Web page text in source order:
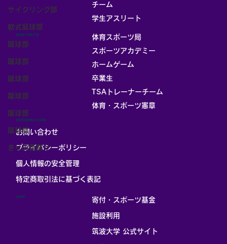
サイクリング部
軟式庭球部
蹴球部
蹴球部
蹴球部
蹴球部
蹴球部
蹴球部
きりの葉祭り
チーム
学生アスリート
体育スポーツ局
スポーツアカデミー
ホームゲーム
卒業生
TSAトレーナーチーム
体育・スポーツ憲章
CONTENTS
寄付・スポーツ基金
施設利用
筑波大学 公式サイト
LINK
INFORMATION
お問い合わせ
プライバシーポリシー
個人情報の安全管理
​特定商取引法に基づく表記